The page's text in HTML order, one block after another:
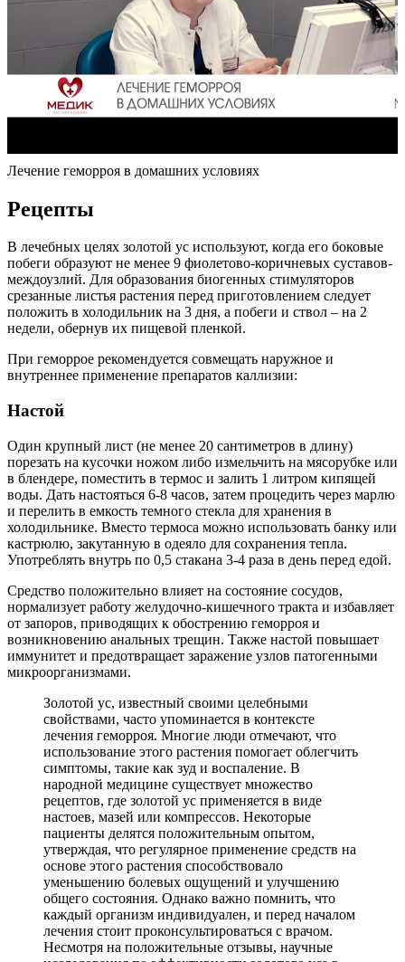
Лечение геморроя в домашних условиях
Рецепты
В лечебных целях золотой ус используют, когда его боковые
побеги образуют не менее 9 фиолетово-коричневых суставов-
междоузлий. Для образования биогенных стимуляторов
срезанные листья растения перед приготовлением следует
положить в холодильник на 3 дня, а побеги и ствол – на 2
недели, обернув их пищевой пленкой.
При геморрое рекомендуется совмещать наружное и
внутреннее применение препаратов каллизии:
Настой
Один крупный лист (не менее 20 сантиметров в длину)
порезать на кусочки ножом либо измельчить на мясорубке или
в блендере, поместить в термос и залить 1 литром кипящей
воды. Дать настояться 6-8 часов, затем процедить через марлю
и перелить в емкость темного стекла для хранения в
холодильнике. Вместо термоса можно использовать банку или
кастрюлю, закутанную в одеяло для сохранения тепла.
Употреблять внутрь по 0,5 стакана 3-4 раза в день перед едой.
Средство положительно влияет на состояние сосудов,
нормализует работу желудочно-кишечного тракта и избавляет
от запоров, приводящих к обострению геморроя и
возникновению анальных трещин. Также настой повышает
иммунитет и предотвращает заражение узлов патогенными
микроорганизмами.
Золотой ус, известный своими целебными
свойствами, часто упоминается в контексте
лечения геморроя. Многие люди отмечают, что
использование этого растения помогает облегчить
симптомы, такие как зуд и воспаление. В
народной медицине существует множество
рецептов, где золотой ус применяется в виде
настоев, мазей или компрессов. Некоторые
пациенты делятся положительным опытом,
утверждая, что регулярное применение средств на
основе этого растения способствовало
уменьшению болевых ощущений и улучшению
общего состояния. Однако важно помнить, что
каждый организм индивидуален, и перед началом
лечения стоит проконсультироваться с врачом.
Несмотря на положительные отзывы, научные